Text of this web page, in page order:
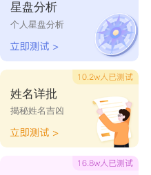
欣菱
如姗
泉菱
星盘分析
个人星盘分析
姓名详批
揭秘姓名吉凶